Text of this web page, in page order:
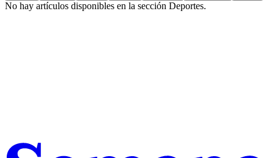
No hay artículos disponibles en la sección Deportes.